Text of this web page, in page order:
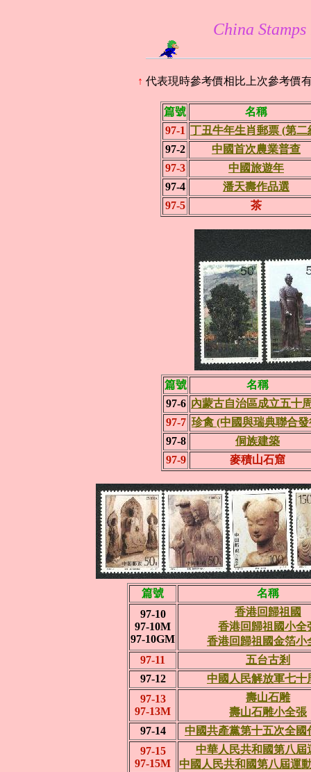
China
↑ 代表現時參考價相比上次參考價
篇號
名稱
97-1 丁丑牛年生肖郵票 (第二
97-2
中國首次農業普查
97-3
中國旅遊年
97-4
潘天壽作品選
97-5
茶
篇號
名稱
97-6 內蒙古自治區成立五十
97-7 珍禽 (中國與瑞典聯合發
97-8
侗族建築
97-9
麥積山石窟
篇號
名稱
97-10
97-10M
97-10GM
香港回歸祖國
香港回歸祖國小全
香港回歸祖國金箔小
97-11
五台古剎
97-12
中國人民解放軍七十
97-13
97-13M
壽山石雕
壽山石雕小全張
97-14
中國共產黨第十五次全國
97-15
97-15M
中華人民共和國第八屆
中國人民共和國第八屆運